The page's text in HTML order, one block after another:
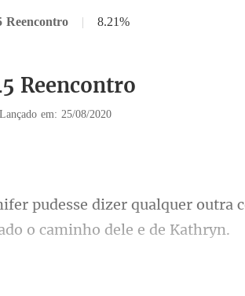
Reencontro | 8.21%
Reencontro
Lançado em: 25/08/2020
outra